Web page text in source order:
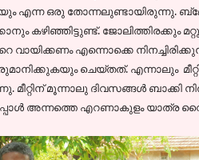
എന്ന ഒരു തോന്നലുണ്ടായിരുന്നു.
കഴിഞ്ഞിട്ടുണ്ട്.
വായിക്കണം എന്നൊക്കെ
ചെയ്തത്. എന്നാലും
മീറ്റിന് മൂന്നാലു ദിവസങ്ങള്‍
അന്നത്തെ എറണാകുളം യാത്ര